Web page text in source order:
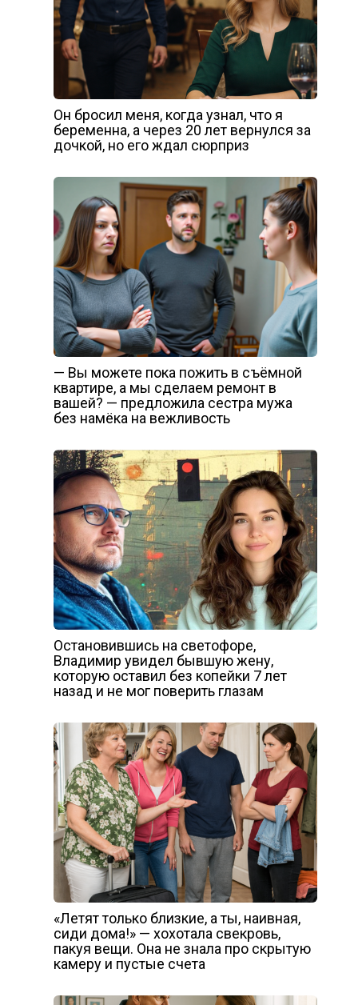
Он бросил меня, когда узнал, что я
беременна, а через 20 лет вернулся за
дочкой, но его ждал сюрприз
— Вы можете пока пожить в съёмной
квартире, а мы сделаем ремонт в
вашей? — предложила сестра мужа
без намёка на вежливость
Остановившись на светофоре,
Владимир увидел бывшую жену,
которую оставил без копейки 7 лет
назад и не мог поверить глазам
«Летят только близкие, а ты, наивная,
сиди дома!» — хохотала свекровь,
пакуя вещи. Она не знала про скрытую
камеру и пустые счета